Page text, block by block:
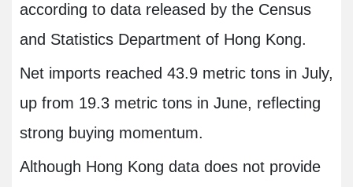
according to data released by the Census
and Statistics Department of Hong Kong.
Net imports reached 43.9 metric tons in July,
up from 19.3 metric tons in June, reflecting
strong buying momentum.
Although Hong Kong data does not provide